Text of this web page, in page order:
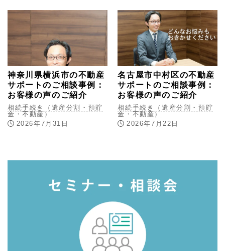
神奈川県横浜市の不動産
サポートのご相談事例：
お客様の声のご紹介
相続手続き（遺産分割・預貯
金・不動産）
2026年7月31日
名古屋市中村区の不動産
サポートのご相談事例：
お客様の声のご紹介
相続手続き（遺産分割・預貯
金・不動産）
2026年7月22日